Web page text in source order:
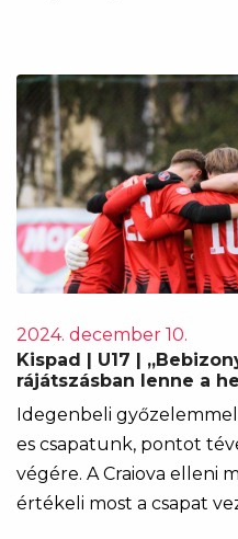
2024. december 10.
Kispad | U17 |
rájátszásban lenne a
Idegenbeli
es csapatunk, pontot
végére. A Craiova elleni
értékeli most a csapat